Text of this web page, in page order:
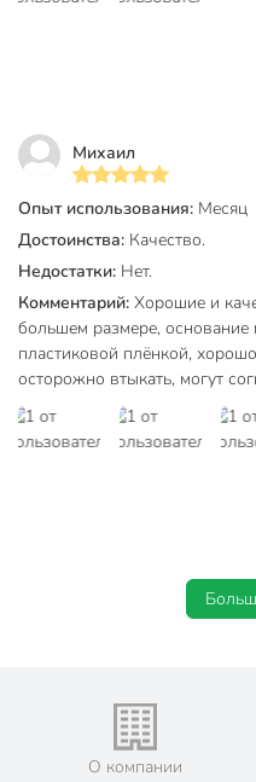
Михаил
Опыт использования: Месяц
Достоинства: Качество.
Недостатки: Нет.
Комментарий: Хорошие и
большем размере, основание
пластиковой плёнкой,
осторожно втыкать, могут
О компании